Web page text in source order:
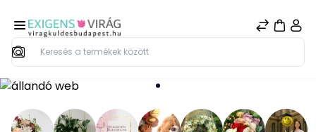
Keresés